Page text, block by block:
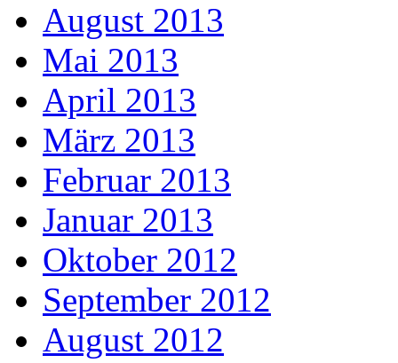
August 2013
Mai 2013
April 2013
März 2013
Februar 2013
Januar 2013
Oktober 2012
September 2012
August 2012